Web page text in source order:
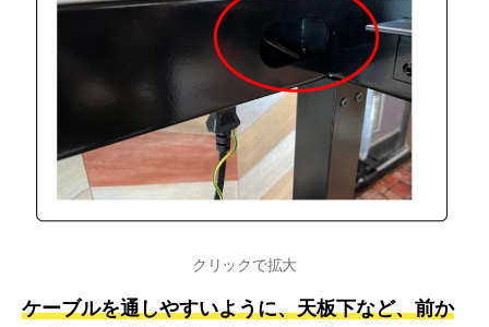
クリックで拡大
ケーブルを通しやすいように、天板下など、前か